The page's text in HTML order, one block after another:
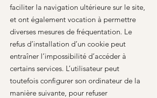
faciliter la navigation ultérieure sur le site,
et ont également vocation à permettre
diverses mesures de fréquentation. Le
refus d’installation d’un cookie peut
entraîner l’impossibilité d’accéder à
certains services. L’utilisateur peut
toutefois configurer son ordinateur de la
manière suivante, pour refuser